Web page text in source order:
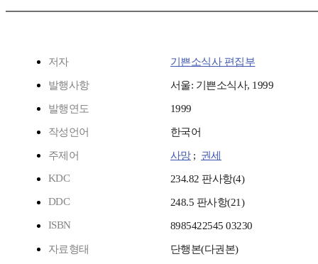
저자 기쁜소식사 편집부
발행사항 서울: 기쁜소식사, 1999
발행연도 1999
작성언어 한국어
주제어 사망 ; 권세
KDC
234.82 판사항(4)
DDC
248.5 판사항(21)
ISBN
8985422545 03230
자료형태 단행본(다권본)